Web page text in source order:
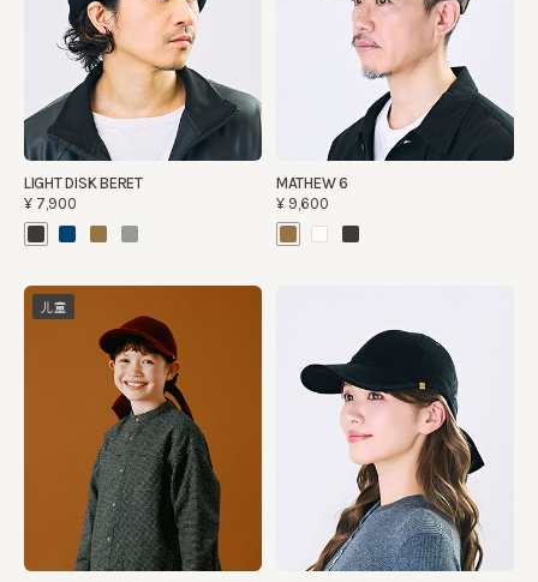
LIGHT DISK BERET
¥7,900
MATHEW 6
¥9,600
儿童